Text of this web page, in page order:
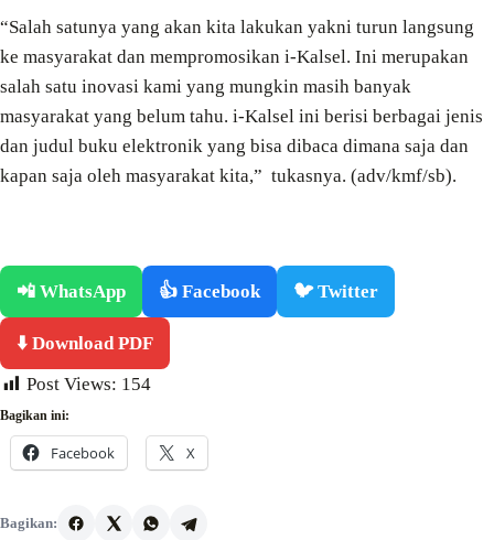
“Salah satunya yang akan kita lakukan yakni turun langsung
ke masyarakat dan mempromosikan i-Kalsel. Ini merupakan
salah satu inovasi kami yang mungkin masih banyak
masyarakat yang belum tahu. i-Kalsel ini berisi berbagai jenis
dan judul buku elektronik yang bisa dibaca dimana saja dan
kapan saja oleh masyarakat kita,” tukasnya. (adv/kmf/sb).
📲 WhatsApp 👍 Facebook 🐦 Twitter
⬇️ Download PDF
Post Views: 154
Bagikan ini:
Facebook X
Bagikan: